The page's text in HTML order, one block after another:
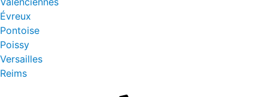
Évreux
Pontoise
Poissy
Versailles
Reims